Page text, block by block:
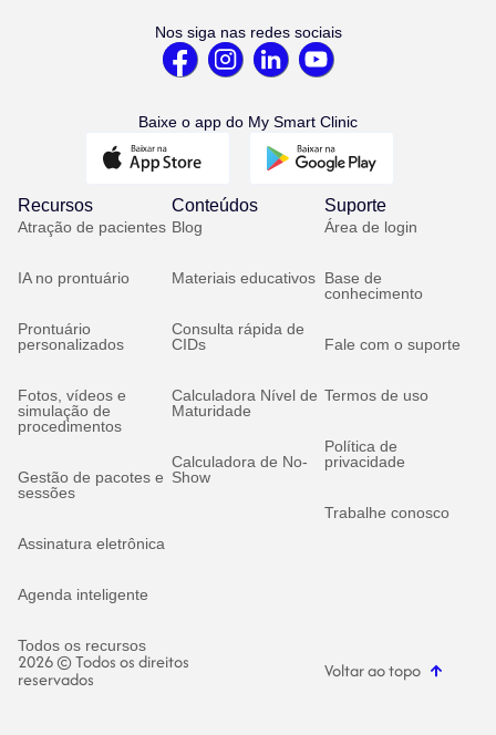
Nos siga nas redes sociais
Baixe o app do My Smart Clinic
Recursos
Atração de pacientes
IA no prontuário
Prontuário
personalizados
Fotos, vídeos e
simulação de
procedimentos
Gestão de pacotes e
sessões
Assinatura eletrônica
Agenda inteligente
Todos os recursos
Conteúdos
Blog
Materiais educativos
Consulta rápida de
CIDs
Calculadora Nível de
Maturidade
Calculadora de No-
Show
Suporte
Área de login
Base de
conhecimento
Fale com o suporte
Termos de uso
Política de
privacidade
Trabalhe conosco
2026 © Todos os direitos
reservados Voltar ao topo